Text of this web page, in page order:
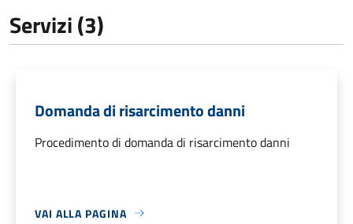
Servizi (3)
Domanda di risarcimento danni
Procedimento di domanda di risarcimento danni
VAI ALLA PAGINA